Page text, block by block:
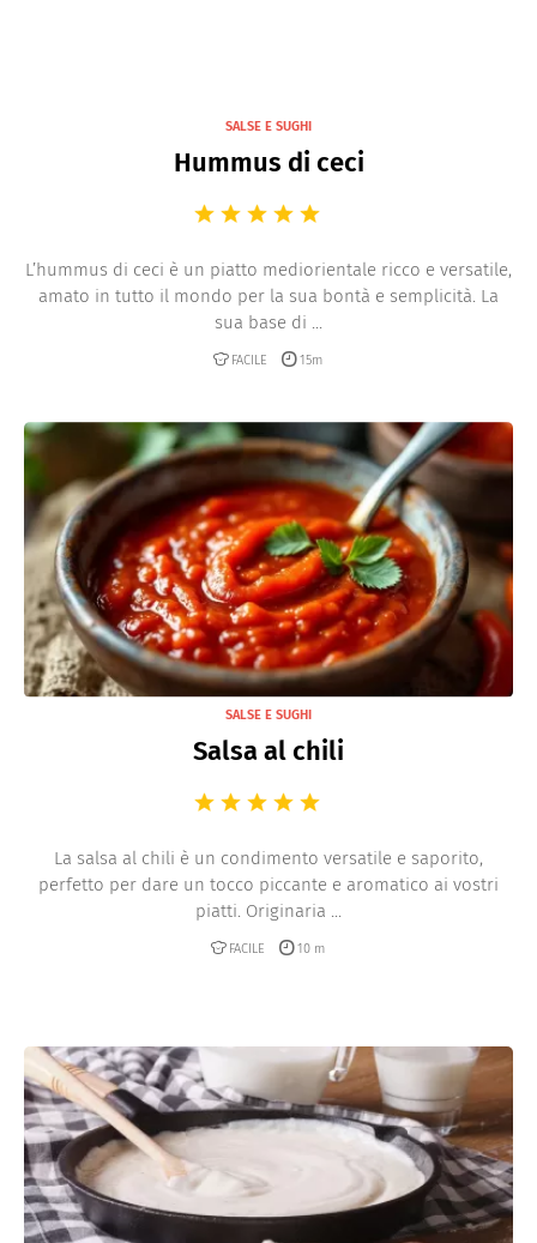
SALSE E SUGHI
Hummus di ceci
L’hummus di ceci è un piatto mediorientale ricco e versatile,
amato in tutto il mondo per la sua bontà e semplicità. La
sua base di ...
FACILE 15m
SALSE E SUGHI
Salsa al chili
La salsa al chili è un condimento versatile e saporito,
perfetto per dare un tocco piccante e aromatico ai vostri
piatti. Originaria ...
FACILE 10 m